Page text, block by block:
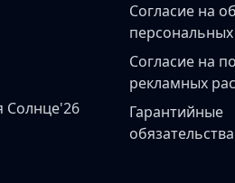
Солнце'26
Согласие на
Согласие на
рекламных
Гарантийные
обязательства